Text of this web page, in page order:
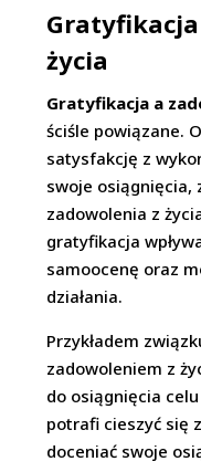
życia
Gratyfikacja a
ściśle powiązane.
satysfakcję z
swoje osiągnięcia,
zadowolenia z
gratyfikacja
samoocenę oraz
działania.
Przykładem
zadowoleniem z
do osiągnięcia
potrafi cieszyć się
doceniać swoje